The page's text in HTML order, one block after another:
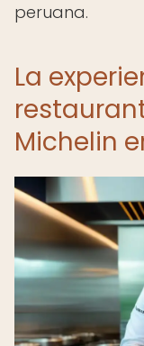
peruana.
La
Michelin